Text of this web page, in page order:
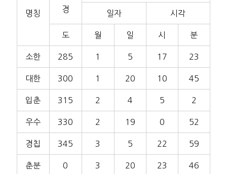
명칭
경
일자 시각
도 월 일 시 분
소한 285 1 5 17 23
대한 300 1 20 10 45
입춘 315 2 4 5 2
우수 330 2 19 0 52
경칩 345 3 5 22 59
춘분 0 3 20 23 46